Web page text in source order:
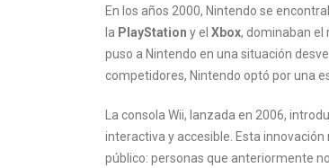
Bros
En los años 2000, Nintendo se
la PlayStation y el Xbox, dominaban el
puso a Nintendo en una situación
competidores, Nintendo optó por una
La consola Wii, lanzada en 2006,
interactiva y accesible. Esta
público: personas que anteriormente